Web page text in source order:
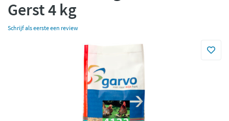
Gerst 4 kg
Schrijf als eerste een review